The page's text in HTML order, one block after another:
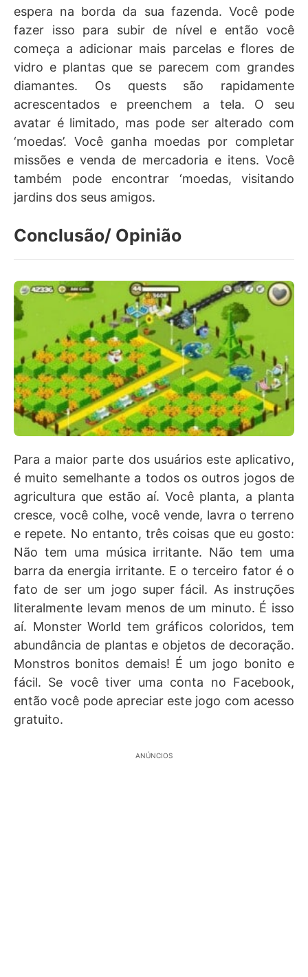
espera na borda da sua fazenda. Você pode
fazer isso para subir de nível e então você
começa a adicionar mais parcelas e flores de
vidro e plantas que se parecem com grandes
diamantes. Os quests são rapidamente
acrescentados e preenchem a tela. O seu
avatar é limitado, mas pode ser alterado com
‘moedas’. Você ganha moedas por completar
missões e venda de mercadoria e itens. Você
também pode encontrar ‘moedas, visitando
jardins dos seus amigos.
Conclusão/ Opinião
Para a maior parte dos usuários este aplicativo,
é muito semelhante a todos os outros jogos de
agricultura que estão aí. Você planta, a planta
cresce, você colhe, você vende, lavra o terreno
e repete. No entanto, três coisas que eu gosto:
Não tem uma música irritante. Não tem uma
barra da energia irritante. E o terceiro fator é o
fato de ser um jogo super fácil. As instruções
literalmente levam menos de um minuto. É isso
aí. Monster World tem gráficos coloridos, tem
abundância de plantas e objetos de decoração.
Monstros bonitos demais! É um jogo bonito e
fácil. Se você tiver uma conta no Facebook,
então você pode apreciar este jogo com acesso
gratuito.
ANÚNCIOS